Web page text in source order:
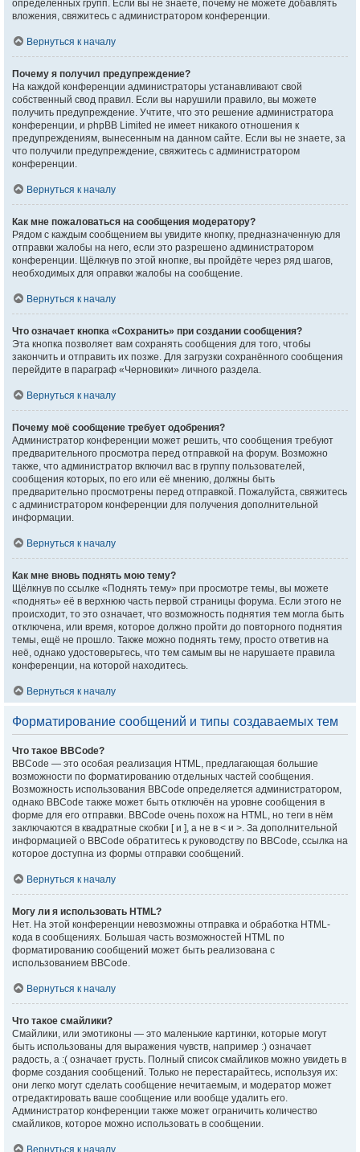
определённых групп. Если вы не знаете, почему не можете добавлять
вложения, свяжитесь с администратором конференции.
Вернуться к началу
Почему я получил предупреждение?
На каждой конференции администраторы устанавливают свой
собственный свод правил. Если вы нарушили правило, вы можете
получить предупреждение. Учтите, что это решение администратора
конференции, и phpBB Limited не имеет никакого отношения к
предупреждениям, вынесенным на данном сайте. Если вы не знаете, за
что получили предупреждение, свяжитесь с администратором
конференции.
Вернуться к началу
Как мне пожаловаться на сообщения модератору?
Рядом с каждым сообщением вы увидите кнопку, предназначенную для
отправки жалобы на него, если это разрешено администратором
конференции. Щёлкнув по этой кнопке, вы пройдёте через ряд шагов,
необходимых для оправки жалобы на сообщение.
Вернуться к началу
Что означает кнопка «Сохранить» при создании сообщения?
Эта кнопка позволяет вам сохранять сообщения для того, чтобы
закончить и отправить их позже. Для загрузки сохранённого сообщения
перейдите в параграф «Черновики» личного раздела.
Вернуться к началу
Почему моё сообщение требует одобрения?
Администратор конференции может решить, что сообщения требуют
предварительного просмотра перед отправкой на форум. Возможно
также, что администратор включил вас в группу пользователей,
сообщения которых, по его или её мнению, должны быть
предварительно просмотрены перед отправкой. Пожалуйста, свяжитесь
с администратором конференции для получения дополнительной
информации.
Вернуться к началу
Как мне вновь поднять мою тему?
Щёлкнув по ссылке «Поднять тему» при просмотре темы, вы можете
«поднять» её в верхнюю часть первой страницы форума. Если этого не
происходит, то это означает, что возможность поднятия тем могла быть
отключена, или время, которое должно пройти до повторного поднятия
темы, ещё не прошло. Также можно поднять тему, просто ответив на
неё, однако удостоверьтесь, что тем самым вы не нарушаете правила
конференции, на которой находитесь.
Вернуться к началу
Форматирование сообщений и типы создаваемых тем
Что такое BBCode?
BBCode — это особая реализация HTML, предлагающая большие
возможности по форматированию отдельных частей сообщения.
Возможность использования BBCode определяется администратором,
однако BBCode также может быть отключён на уровне сообщения в
форме для его отправки. BBCode очень похож на HTML, но теги в нём
заключаются в квадратные скобки [ и ], а не в < и >. За дополнительной
информацией о BBCode обратитесь к руководству по BBCode, ссылка на
которое доступна из формы отправки сообщений.
Вернуться к началу
Могу ли я использовать HTML?
Нет. На этой конференции невозможны отправка и обработка HTML-
кода в сообщениях. Большая часть возможностей HTML по
форматированию сообщений может быть реализована с
использованием BBCode.
Вернуться к началу
Что такое смайлики?
Смайлики, или эмотиконы — это маленькие картинки, которые могут
быть использованы для выражения чувств, например :) означает
радость, а :( означает грусть. Полный список смайликов можно увидеть в
форме создания сообщений. Только не перестарайтесь, используя их:
они легко могут сделать сообщение нечитаемым, и модератор может
отредактировать ваше сообщение или вообще удалить его.
Администратор конференции также может ограничить количество
смайликов, которое можно использовать в сообщении.
Вернуться к началу